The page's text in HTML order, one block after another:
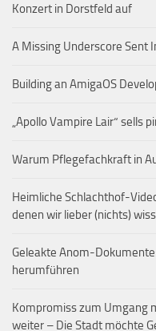
Konzert in Dorstfeld auf
A Missing Underscore Sent
Building an AmigaOS
„Apollo Vampire Lair“ sells
Warum Pflegefachkraft in
Heimliche Schlachthof-
denen wir lieber (nichts)
Geleakte Anom-
herumführen
Kompromiss zum Umgang
weiter – Die Stadt möchte